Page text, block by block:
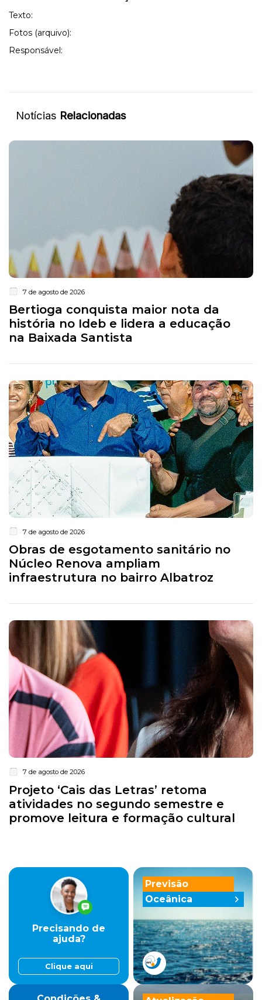
Texto:
Fotos (arquivo):
Responsável:
Notícias Relacionadas
7 de agosto de 2026
Bertioga conquista maior nota da
história no Ideb e lidera a educação
na Baixada Santista
7 de agosto de 2026
Obras de esgotamento sanitário no
Núcleo Renova ampliam
infraestrutura no bairro Albatroz
7 de agosto de 2026
Projeto ‘Cais das Letras’ retoma
atividades no segundo semestre e
promove leitura e formação cultural
Previsão
Oceânica
Precisando de
ajuda?
Clique aqui